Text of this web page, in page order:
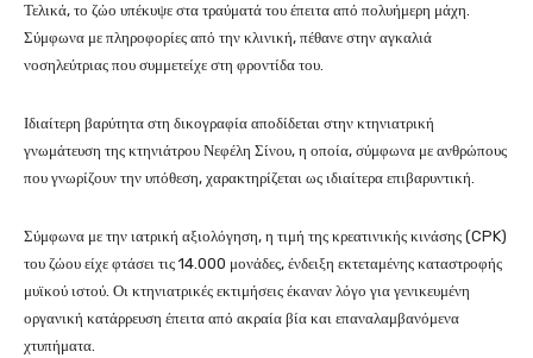
Τελικά, το ζώο υπέκυψε στα τραύματά του έπειτα από πολυήμερη μάχη.
Σύμφωνα με πληροφορίες από την κλινική, πέθανε στην αγκαλιά
νοσηλεύτριας που συμμετείχε στη φροντίδα του.
Ιδιαίτερη βαρύτητα στη δικογραφία αποδίδεται στην κτηνιατρική
γνωμάτευση της κτηνιάτρου Νεφέλη Σίνου, η οποία, σύμφωνα με ανθρώπους
που γνωρίζουν την υπόθεση, χαρακτηρίζεται ως ιδιαίτερα επιβαρυντική.
Σύμφωνα με την ιατρική αξιολόγηση, η τιμή της κρεατινικής κινάσης (CPK)
του ζώου είχε φτάσει τις 14.000 μονάδες, ένδειξη εκτεταμένης καταστροφής
μυϊκού ιστού. Οι κτηνιατρικές εκτιμήσεις έκαναν λόγο για γενικευμένη
οργανική κατάρρευση έπειτα από ακραία βία και επαναλαμβανόμενα
χτυπήματα.